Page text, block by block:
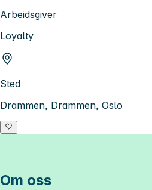
Arbeidsgiver
Loyalty
Sted
Drammen, Drammen, Oslo
Om oss